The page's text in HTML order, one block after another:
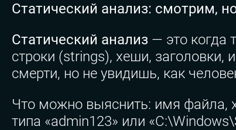
Статический анализ: смотрим,
Статический анализ — это когда
строки (strings), хеши,
смерти, но не увидишь, как
Что можно выяснить: имя файла,
типа «admin123» или